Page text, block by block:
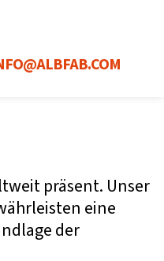
präsent. Unser
eine
der